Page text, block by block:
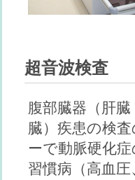
超音波検査
腹部臓器（肝
臓）疾患の検
ーで動脈硬化
習慣病（高血